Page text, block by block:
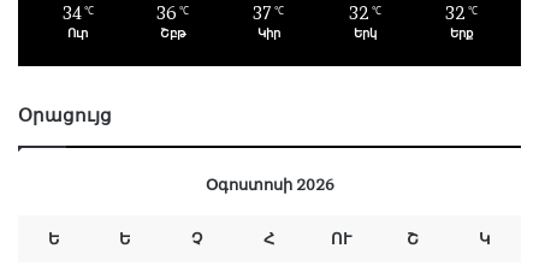
34 ℃
Ուր
36 ℃
Շբթ
37 ℃
Կիր
32 ℃
Երկ
32 ℃
Երք
Օրացույց
Օգոստոսի 2026
Ե Ե Չ Հ ՈՒ Շ Կ